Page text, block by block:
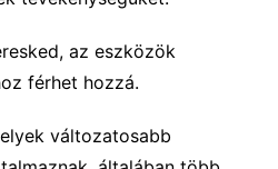
az eszközök
férhet hozzá.
változatosabb